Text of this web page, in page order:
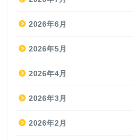
2026年6月
2026年5月
2026年4月
2026年3月
2026年2月